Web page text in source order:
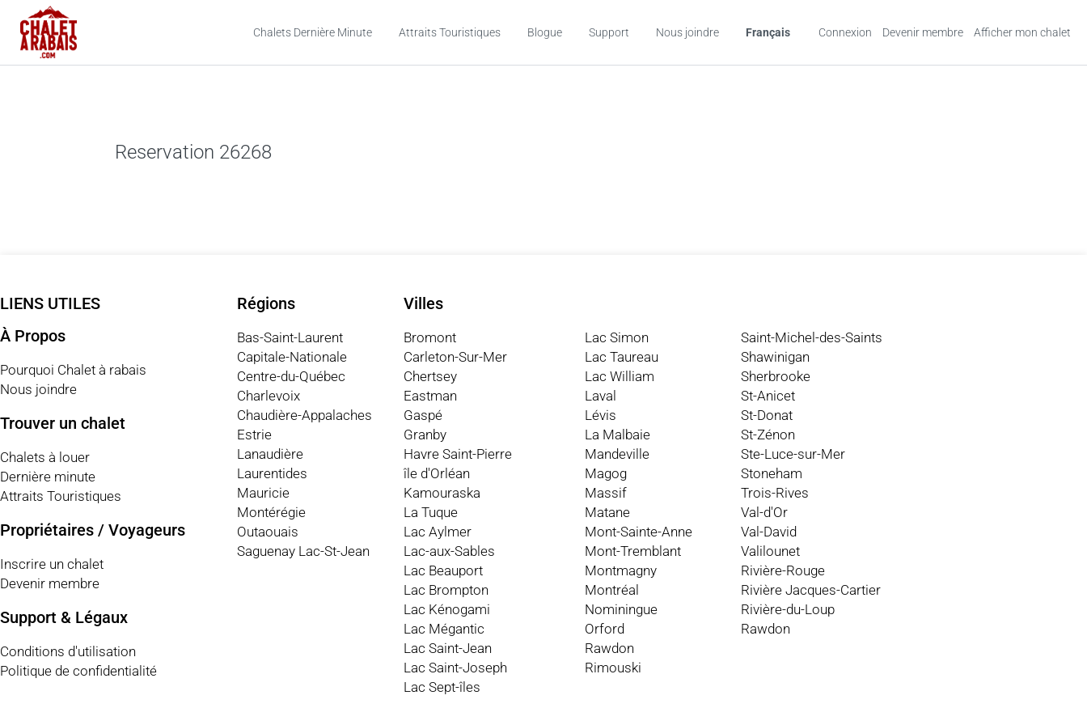
Chalets Dernière Minute Attraits Touristiques Blogue Support Nous joindre Français Connexion Devenir membre Afficher mon chalet
Reservation 26268
LIENS UTILES
À Propos
Pourquoi Chalet à rabais
Nous joindre
Trouver un chalet
Chalets à louer
Dernière minute
Attraits Touristiques
Propriétaires / Voyageurs
Inscrire un chalet
Devenir membre
Support & Légaux
Conditions d'utilisation
Politique de confidentialité
Régions
Bas-Saint-Laurent
Capitale-Nationale
Centre-du-Québec
Charlevoix
Chaudière-Appalaches
Estrie
Lanaudière
Laurentides
Mauricie
Montérégie
Outaouais
Saguenay Lac-St-Jean
Villes
Bromont
Carleton-Sur-Mer
Chertsey
Eastman
Gaspé
Granby
Havre Saint-Pierre
île d'Orléan
Kamouraska
La Tuque
Lac Aylmer
Lac-aux-Sables
Lac Beauport
Lac Brompton
Lac Kénogami
Lac Mégantic
Lac Saint-Jean
Lac Saint-Joseph
Lac Sept-îles
Lac Simon
Lac Taureau
Lac William
Laval
Lévis
La Malbaie
Mandeville
Magog
Massif
Matane
Mont-Sainte-Anne
Mont-Tremblant
Montmagny
Montréal
Nominingue
Orford
Rawdon
Rimouski
Saint-Michel-des-Saints
Shawinigan
Sherbrooke
St-Anicet
St-Donat
St-Zénon
Ste-Luce-sur-Mer
Stoneham
Trois-Rives
Val-d'Or
Val-David
Valilounet
Rivière-Rouge
Rivière Jacques-Cartier
Rivière-du-Loup
Rawdon